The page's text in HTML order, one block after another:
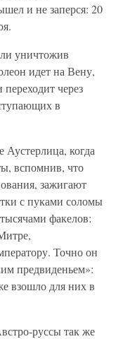
и не заперся: 20
уничтожив
идет на Вену,
через
в
Аустерлица, когда
вспомнив, что
зажигают
с пуками соломы
факелов:
Точно он
предвиденьем»:
взошло для них в
руссы так же